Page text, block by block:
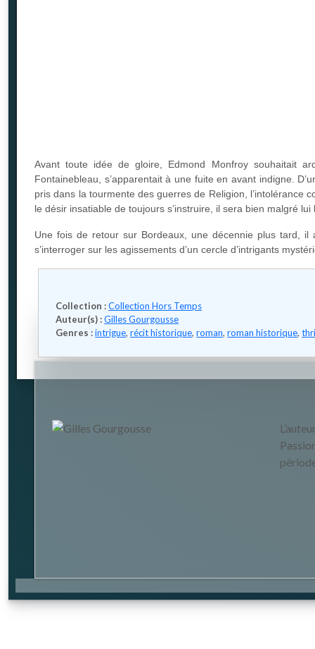
Avant toute idée de gloire, Edmond Monfroy souhaitait
Fontainebleau, s’apparentait à une fuite en avant indigne.
pris dans la tourmente des guerres de Religion, l’intolérance
le désir insatiable de toujours s’instruire, il sera bien malgré
Une fois de retour sur Bordeaux, une décennie plus tard, il
s’interroger sur les agissements d’un cercle d’intrigants
Collection :Collection Hors Temps
Auteur(s) :Gilles Gourgousse
Genres :intrigue,récit historique,roman,roman historique,